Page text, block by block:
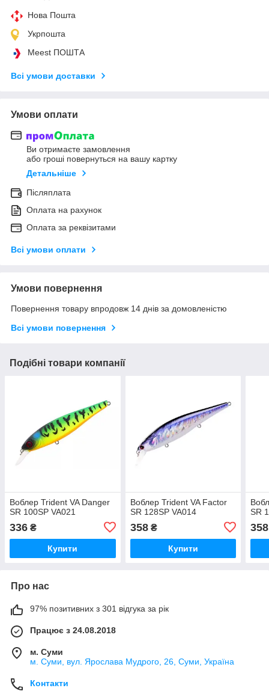
Нова Пошта
Укрпошта
Meest ПОШТА
Всі умови доставки
Умови оплати
Ви отримаєте замовлення
або гроші повернуться на вашу картку
Детальніше
Післяплата
Оплата на рахунок
Оплата за реквізитами
Всі умови оплати
Умови повернення
Повернення товару впродовж 14 днів за домовленістю
Всі умови повернення
Подібні товари компанії
Воблер Trident VA Danger
SR 100SP VA021
336 ₴
Купити
Воблер Trident VA Factor
SR 128SP VA014
358₴
Купити
SR
358
Про нас
97% позитивних з 301 відгука за рік
Працює з 24.08.2018
м. Суми
м. Суми, вул. Ярослава Мудрого, 26, Суми, Україна
Контакти